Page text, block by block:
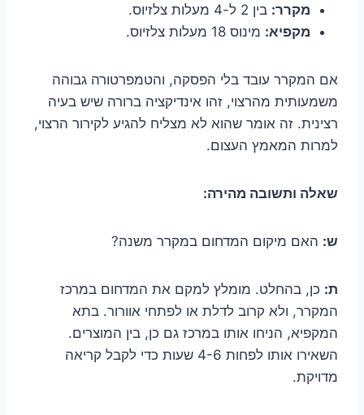
מקרר: בין 2 ל-4 מעלות צלזיוס.
מקפיא: מינוס 18 מעלות צלזיוס.
אם המקרר עובד בלי הפסקה, והטמפרטורה גבוהה
משמעותית מהרצוי, זהו אינדיקציה ברורה שיש בעיה
רצינית. זה אומר שהוא לא מצליח להגיע לקירור הרצוי,
למרות המאמץ העצום.
שאלה ותשובה מהירה:
ש: האם מיקום המדחום במקרר משנה?
ת: כן, בהחלט. מומלץ למקם את המדחום במרכז
המקרר, ולא קרוב לדלת או לפתחי אוורור. בתא
המקפיא, הניחו אותו במרכז גם כן, בין המוצרים.
השאירו אותו לפחות 4-6 שעות כדי לקבל קריאה
מדויקת.